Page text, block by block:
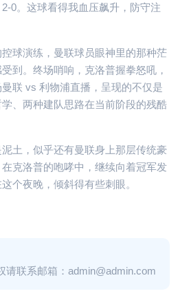
0。这球看得我血压飙升，防守注
球演练，曼联球员眼神里的那种茫
到。终场哨响，克洛普握拳怒吼，
联 vs 利物浦直播，呈现的不仅是
、两种建队思路在当前阶段的残酷
土，似乎还有曼联身上那层传统豪
克洛普的咆哮中，继续向着冠军发
个夜晚，倾斜得有些刺眼。
请联系邮箱：admin@admin.com